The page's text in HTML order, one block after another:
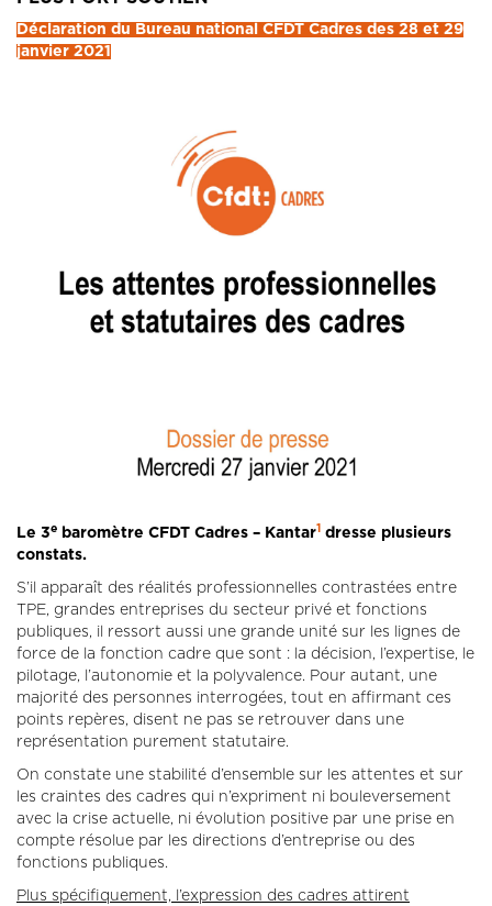
Déclaration du Bureau national CFDT Cadres des 28 et 29
janvier 2021
Le 3e baromètre CFDT Cadres – Kantar1 dresse plusieurs
constats.
S’il apparaît des réalités professionnelles contrastées entre
TPE, grandes entreprises du secteur privé et fonctions
publiques, il ressort aussi une grande unité sur les lignes de
force de la fonction cadre que sont : la décision, l’expertise, le
pilotage, l’autonomie et la polyvalence. Pour autant, une
majorité des personnes interrogées, tout en affirmant ces
points repères, disent ne pas se retrouver dans une
représentation purement statutaire.
On constate une stabilité d’ensemble sur les attentes et sur
les craintes des cadres qui n’expriment ni bouleversement
avec la crise actuelle, ni évolution positive par une prise en
compte résolue par les directions d’entreprise ou des
fonctions publiques.
Plus spécifiquement, l’expression des cadres attirent